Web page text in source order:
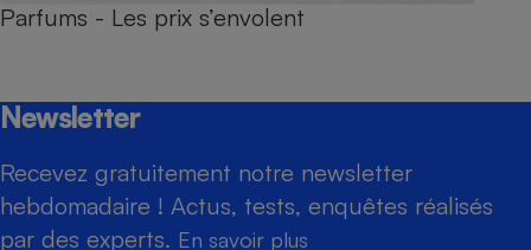
Parfums - Les prix s’envolent
Newsletter
Recevez gratuitement notre newsletter
hebdomadaire ! Actus, tests, enquêtes réalisés
par des experts. En savoir plus